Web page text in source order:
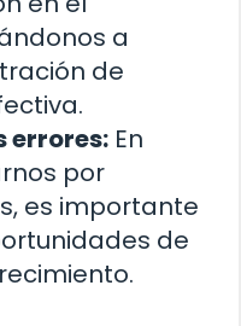
a
de
errores: En
por
es importante
de